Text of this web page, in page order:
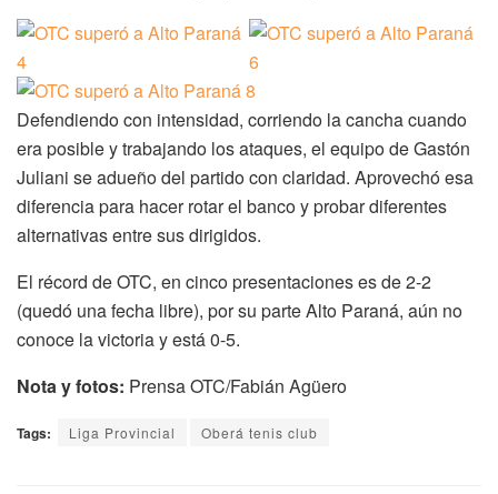
Defendiendo con intensidad, corriendo la cancha cuando
era posible y trabajando los ataques, el equipo de Gastón
Juliani se adueño del partido con claridad. Aprovechó esa
diferencia para hacer rotar el banco y probar diferentes
alternativas entre sus dirigidos.
El récord de OTC, en cinco presentaciones es de 2-2
(quedó una fecha libre), por su parte Alto Paraná, aún no
conoce la victoria y está 0-5.
Nota y fotos: Prensa OTC/Fabián Agüero
Tags: Liga Provincial Oberá tenis club